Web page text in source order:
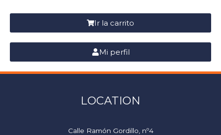
Ir la carrito
Mi perfil
LOCATION
Calle Ramón Gordillo, nº4